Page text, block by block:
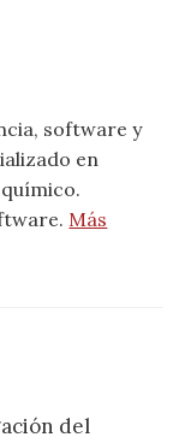
software y
en
Más
del